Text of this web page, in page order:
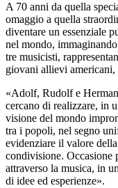
A 70 anni da quella
omaggio a quella
diventare un essenziale
nel mondo,
tre musicisti,
giovani allievi
«Adolf, Rudolf e
cercano di realizzare, in
visione del mondo
tra i popoli, nel segno
evidenziare il valore
condivisione. Occasione
attraverso la musica, in
di idee ed esperienze».